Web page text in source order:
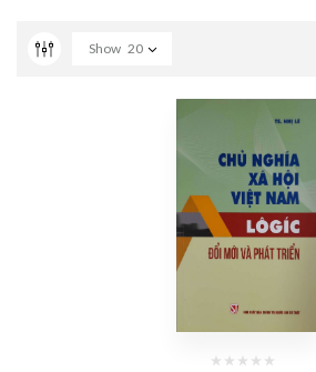
Show 20